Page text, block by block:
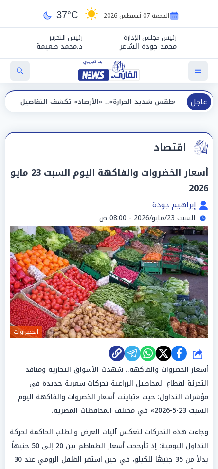
الجمعة 07 أغسطس 2026 37°C
رئيس مجلس الإدارة
محمد جودة الشاعر
رئيس التحرير
د.محمد طعيمة
عاجل
شديد الحرارة».. «الأرصاد» تكشف التفاصيل والظواهر الجوية
اقتصاد
أسعار الخضروات والفاكهة اليوم السبت 23 مايو
2026
إبراهيم جودة
السبت 23/مايو/2026 - 08:00 ص
الخضراوات
شارك
أسعار الخضروات والفاكهة.. شهدت الأسواق التجارية ومنافذ
التجزئة لقطاع المحاصيل الزراعية تحركات سعرية جديدة في
مؤشرات التداول؛ حيث «تباينت أسعار الخضروات والفاكهة اليوم
السبت 23-5-2026» في مختلف المحافظات المصرية.
وجاءت هذه التحركات لتعكس آليات العرض والطلب الحاكمة لحركة
التداول اليومية؛ إذ تأرجحت أسعار الطماطم بين 20 إلى 50 جنيهاً
بدلاً من 35 جنيهًا للكيلو، في حين استقر الفلفل الرومي عند 30